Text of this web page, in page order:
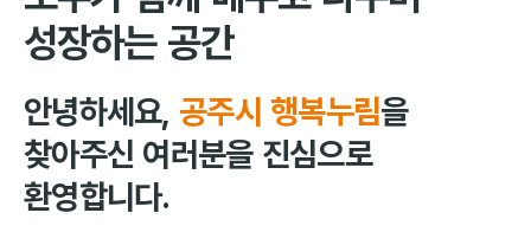
성장하는 공간
안녕하세요, 공주시 행복누림을
찾아주신 여러분을 진심으로
환영합니다.